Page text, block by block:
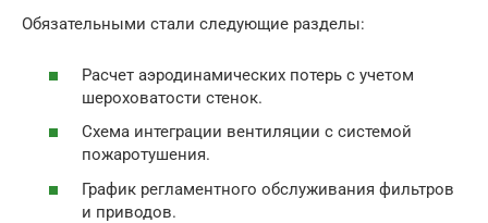
Обязательными стали следующие разделы:
Расчет аэродинамических потерь с учетом
шероховатости стенок.
Схема интеграции вентиляции с системой
пожаротушения.
График регламентного обслуживания фильтров
и приводов.